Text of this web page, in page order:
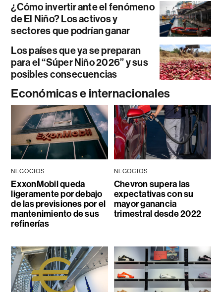
¿Cómo invertir ante el fenómeno
de El Niño? Los activos y
sectores que podrían ganar
Los países que ya se preparan
para el “Súper Niño 2026” y sus
posibles consecuencias
Económicas e internacionales
NEGOCIOS
ExxonMobil queda
ligeramente por debajo
de las previsiones por el
mantenimiento de sus
refinerías
NEGOCIOS
Chevron supera las
expectativas con su
mayor ganancia
trimestral desde 2022